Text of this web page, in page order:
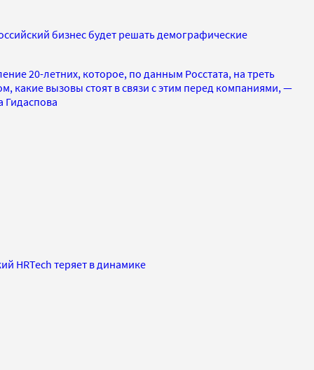
бизнес будет решать демографические
20-летних, которое, по данным Росстата, на треть
какие вызовы стоят в связи с этим перед компаниями, —
Гидаспова
HRTech теряет в динамике